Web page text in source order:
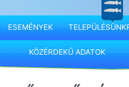
ESEMÉNYEK
KÖZÉRDEKŰ ADATOK